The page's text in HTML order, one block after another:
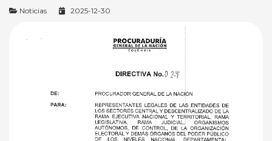
Noticias 2025-12-30